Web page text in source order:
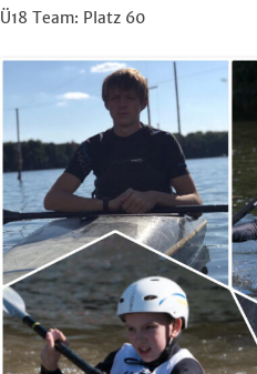
Ü18 Team: Platz 60